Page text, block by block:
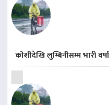
कोशीदेखि लुम्बिनीसम्म भारी